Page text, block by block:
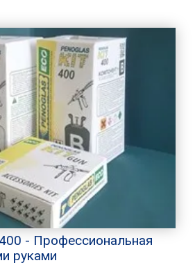
- Профессиональная
руками